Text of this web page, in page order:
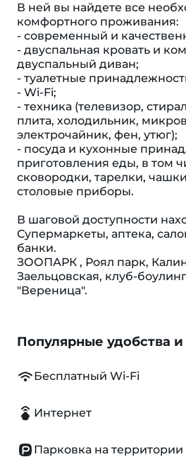
В ней вы найдете все
комфортного проживания:
- современный и
- двуспальная кровать и
двуспальный диван;
- туалетные
- Wi-Fi;
- техника (телевизор,
плита, холодильник,
электрочайник, фен, утюг);
- посуда и кухонные
приготовления еды, в том
сковородки, тарелки,
столовые приборы.
В шаговой доступности
Супермаркеты, аптека,
банки.
ЗООПАРК , Роял парк,
Заельцовская, клуб-
"Вереница".
Популярные удобства и
Бесплатный Wi-Fi
Интернет
Парковка на территории